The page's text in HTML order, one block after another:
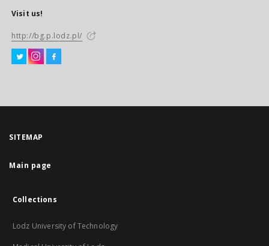
Visit us!
http://bg.p.lodz.pl/
SITEMAP
Main page
Collections
Lodz University of Technology